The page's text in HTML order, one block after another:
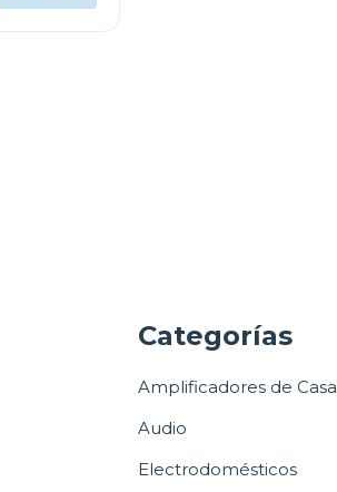
Categorías
Amplificadores de Casa
Audio
Electrodomésticos